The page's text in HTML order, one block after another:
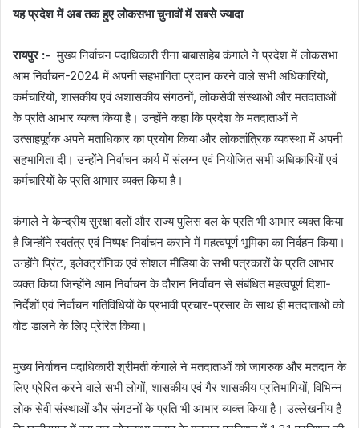
यह प्रदेश में अब तक हुए लोकसभा चुनावों में सबसे ज्यादा
रायपुर :- मुख्य निर्वाचन पदाधिकारी रीना बाबासाहेब कंगाले ने प्रदेश में लोकसभा
आम निर्वाचन-2024 में अपनी सहभागिता प्रदान करने वाले सभी अधिकारियों,
कर्मचारियों, शासकीय एवं अशासकीय संगठनों, लोकसेवी संस्थाओं और मतदाताओं
के प्रति आभार व्यक्त किया है। उन्होंने कहा कि प्रदेश के मतदाताओं ने
उत्साहपूर्वक अपने मताधिकार का प्रयोग किया और लोकतांत्रिक व्यवस्था में अपनी
सहभागिता दी। उन्होंने निर्वाचन कार्य में संलग्न एवं नियोजित सभी अधिकारियों एवं
कर्मचारियों के प्रति आभार व्यक्त किया है।
कंगाले ने केन्द्रीय सुरक्षा बलों और राज्य पुलिस बल के प्रति भी आभार व्यक्त किया
है जिन्होंने स्वतंत्र एवं निष्पक्ष निर्वाचन कराने में महत्वपूर्ण भूमिका का निर्वहन किया।
उन्होंने प्रिंट, इलेक्ट्रॉनिक एवं सोशल मीडिया के सभी पत्रकारों के प्रति आभार
व्यक्त किया जिन्होंने आम निर्वाचन के दौरान निर्वाचन से संबंधित महत्वपूर्ण दिशा-
निर्देशों एवं निर्वाचन गतिविधियों के प्रभावी प्रचार-प्रसार के साथ ही मतदाताओं को
वोट डालने के लिए प्रेरित किया।
मुख्य निर्वाचन पदाधिकारी श्रीमती कंगाले ने मतदाताओं को जागरुक और मतदान के
लिए प्रेरित करने वाले सभी लोगों, शासकीय एवं गैर शासकीय प्रतिभागियों, विभिन्न
लोक सेवी संस्थाओं और संगठनों के प्रति भी आभार व्यक्त किया है। उल्लेखनीय है